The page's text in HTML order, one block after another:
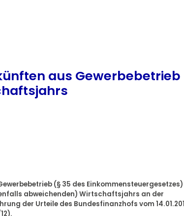
aus Gewerbebetrieb
(§ 35 des
abweichenden) Wirtschaftsjahrs an der
der Urteile des Bundesfinanzhofs vom